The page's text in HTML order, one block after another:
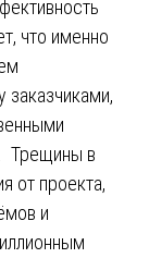
что именно
Трещины в
от проекта,
и